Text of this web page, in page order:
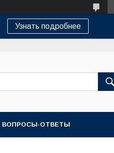
Узнать подробнее
ВОПРОСЫ-ОТВЕТЫ